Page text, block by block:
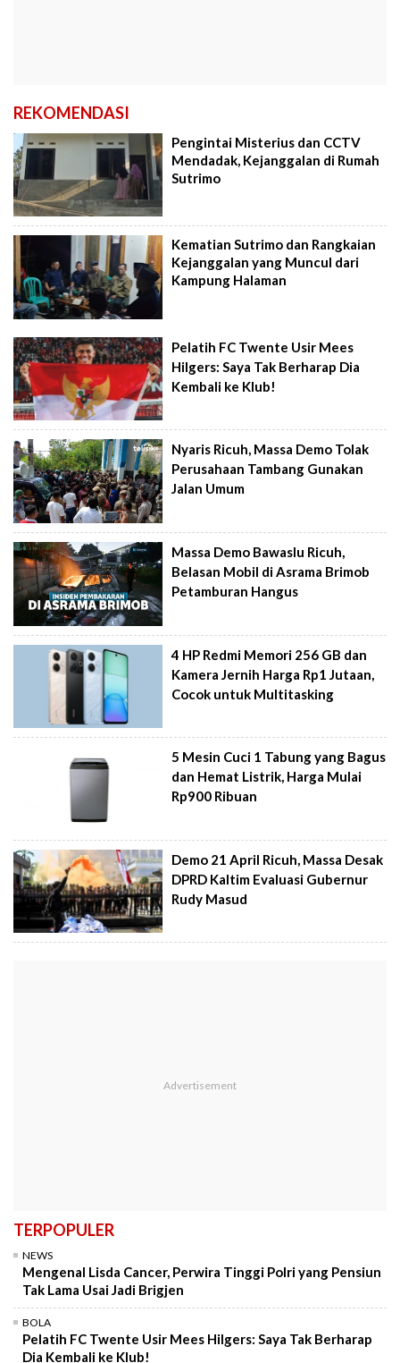
REKOMENDASI
Pengintai Misterius dan CCTV
Mendadak, Kejanggalan di Rumah
Sutrimo
Kematian Sutrimo dan Rangkaian
Kejanggalan yang Muncul dari
Kampung Halaman
Pelatih FC Twente Usir Mees
Hilgers: Saya Tak Berharap Dia
Kembali ke Klub!
Nyaris Ricuh, Massa Demo Tolak
Perusahaan Tambang Gunakan
Jalan Umum
Massa Demo Bawaslu Ricuh,
Belasan Mobil di Asrama Brimob
Petamburan Hangus
4 HP Redmi Memori 256 GB dan
Kamera Jernih Harga Rp1 Jutaan,
Cocok untuk Multitasking
5 Mesin Cuci 1 Tabung yang Bagus
dan Hemat Listrik, Harga Mulai
Rp900 Ribuan
Demo 21 April Ricuh, Massa Desak
DPRD Kaltim Evaluasi Gubernur
Rudy Masud
TERPOPULER
NEWS
Mengenal Lisda Cancer, Perwira Tinggi Polri yang Pensiun
Tak Lama Usai Jadi Brigjen
BOLA
Pelatih FC Twente Usir Mees Hilgers: Saya Tak Berharap
Dia Kembali ke Klub!